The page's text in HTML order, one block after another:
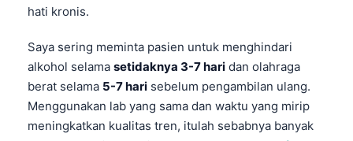
hati kronis.
Saya sering meminta pasien untuk menghindari
alkohol selama setidaknya 3-7 hari dan olahraga
berat selama 5-7 hari sebelum pengambilan ulang.
Menggunakan lab yang sama dan waktu yang mirip
meningkatkan kualitas tren, itulah sebabnya banyak